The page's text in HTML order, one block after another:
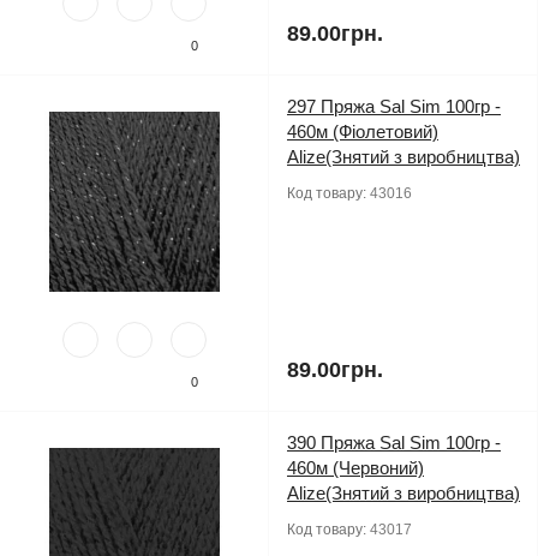
0 89.00грн.
0
297 Пряжа Sal Sim 100гр -
460м (Фіолетовий)
Alize(Знятий з виробництва)
Код товару: 43016
89.00грн.
390 Пряжа Sal Sim 100гр -
460м (Червоний)
Alize(Знятий з виробництва)
Код товару: 43017